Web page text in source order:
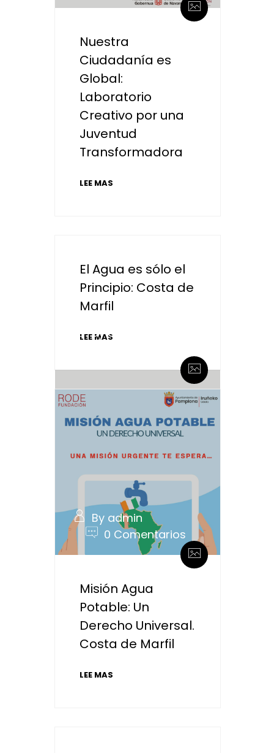
Nuestra
Ciudadanía es
Global:
Laboratorio
Creativo por una
Juventud
Transformadora
LEE MAS
El Agua es sólo el
Principio: Costa de
Marfil
LEE MAS
By admin
By admin
0 Comentarios
Misión Agua
Potable: Un
Derecho Universal.
Costa de Marfil
LEE MAS